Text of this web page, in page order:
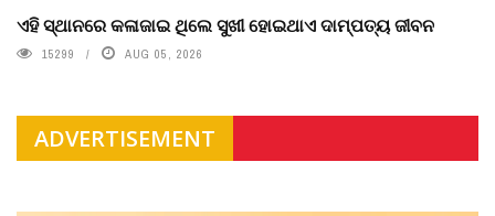
ଏହି ସ୍ଥାନରେ କଳାଜାଇ ଥିଲେ ସୁଖୀ ହୋଇଥାଏ ଦାମ୍ପତ୍ୟ ଜୀବନ
15299 AUG 05, 2026
ADVERTISEMENT